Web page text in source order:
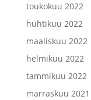
toukokuu 2022
huhtikuu 2022
maaliskuu 2022
helmikuu 2022
tammikuu 2022
marraskuu 2021